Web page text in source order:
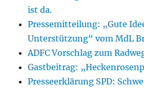
ist da.
Pressemitteilung: „Gute
Unterstützung“ vom MdL
ADFC Vorschlag zum
Gastbeitrag:
Presseerklärung SPD: